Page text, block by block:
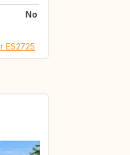
No
ES2725